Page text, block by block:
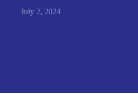
July 2, 2024